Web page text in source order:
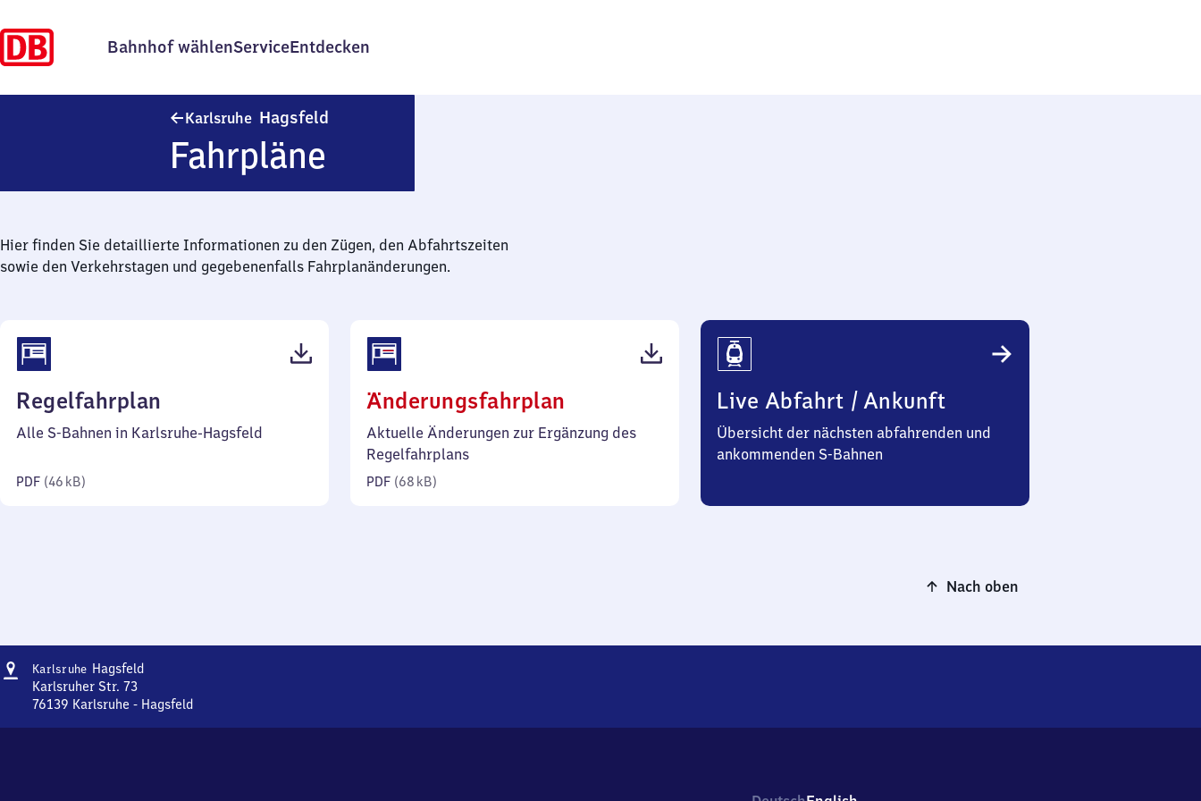
Bahnhof wählenServiceEntdecken
Karlsruhe Hagsfeld
Fahrpläne
Hier finden Sie detaillierte Informationen zu den Zügen, den Abfahrtszeiten
sowie den Verkehrstagen und gegebenenfalls Fahrplanänderungen.
Regelfahrplan
46
Alle S-Bahnen in Karlsruhe-Hagsfeld
PDF (46 kB)
Änderungsfahrplan
68
Aktuelle Änderungen zur Ergänzung des
Regelfahrplans
PDF (68 kB)
Live Abfahrt / Ankunft
Übersicht der nächsten abfahrenden und
ankommenden S-Bahnen
Nach oben
Adresse
Karlsruhe HagsfeldKarlsruhe-
Karlsruher Str. 73
76139 Karlsruhe - Hagsfeld